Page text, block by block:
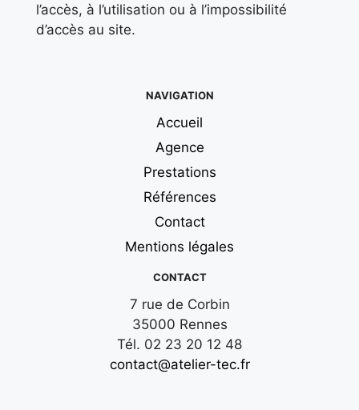
l’accès, à l’utilisation ou à l’impossibilité
d’accès au site.
NAVIGATION
Accueil
Agence
Prestations
Références
Contact
Mentions légales
CONTACT
7 rue de Corbin
35000 Rennes
Tél. 02 23 20 12 48
contact@atelier-tec.fr